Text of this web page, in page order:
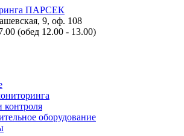
9, оф. 108
(обед 12.00 - 13.00)
контроля
оборудование